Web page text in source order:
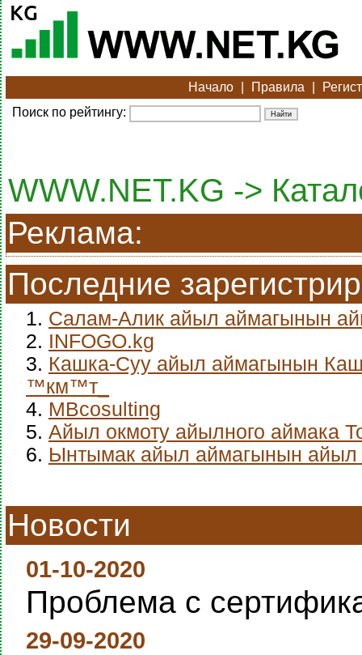
Начало Правила
Поиск по рейтингу:
WWW.NET.KG ->
Реклама:
Последние
1. Салам-Алик айыл аймагынын
2. INFOGO.kg
3. Кашка-Суу айыл аймагынын
™км™т_
4. MBcosulting
5. Айыл окмоту айылного аймака
6. Ынтымак айыл аймагынын айыл
Новости
01-10-2020
Проблема с
29-09-2020